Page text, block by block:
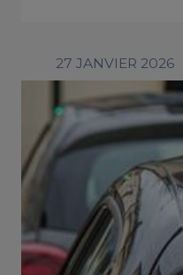
27 JANVIER 2026